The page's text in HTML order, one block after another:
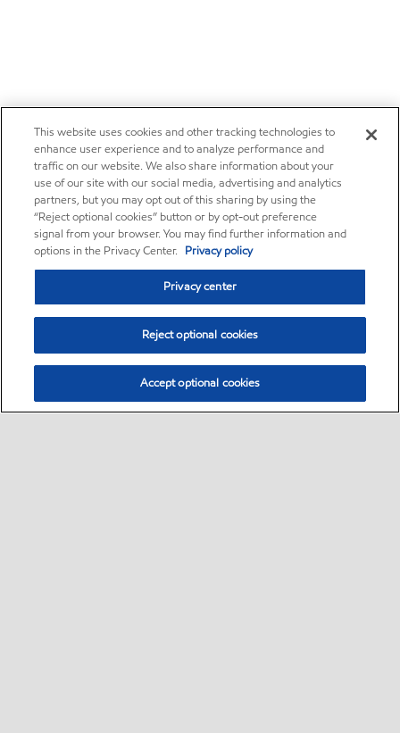
This website uses cookies and other tracking technologies to
enhance user experience and to analyze performance and
traffic on our website. We also share information about your
use of our site with our social media, advertising and analytics
partners, but you may opt out of this sharing by using the
“Reject optional cookies” button or by opt-out preference
signal from your browser. You may find further information and
options in the Privacy Center. Privacy policy
Privacy center
Reject optional cookies
Accept optional cookies